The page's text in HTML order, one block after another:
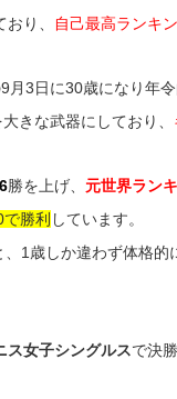
り、 自己最高ランキ
月3日に30歳になり年
大きな武器にしており、
勝を上げ、 元世界ラン
で勝利 しています。
1歳しか違わず体格
ス女子シングルスで決